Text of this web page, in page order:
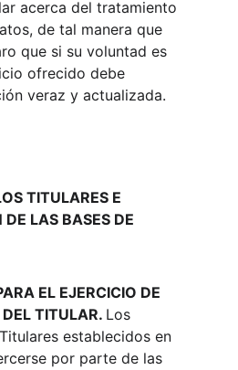
acerca del tratamiento
de tal manera que
que si su voluntad es
ofrecido debe
veraz y actualizada.
TITULARES E
LAS BASES DE
EL EJERCICIO DE
TITULAR. Los
establecidos en
por parte de las